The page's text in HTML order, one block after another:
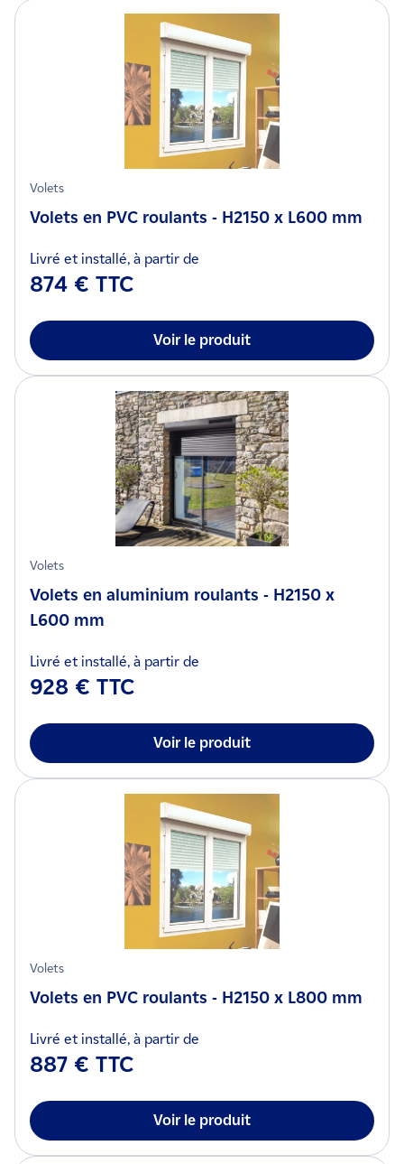
Volets
Volets en PVC roulants - H2150 x L600 mm
Livré et installé, à partir de
874 € TTC
Voir le produit
Volets
Volets en aluminium roulants - H2150 x
L600 mm
Livré et installé, à partir de
928 € TTC
Voir le produit
Volets
Volets en PVC roulants - H2150 x L800 mm
Livré et installé, à partir de
887 € TTC
Voir le produit